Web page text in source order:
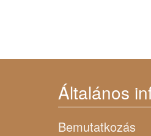
Általános
Bemutatkozás